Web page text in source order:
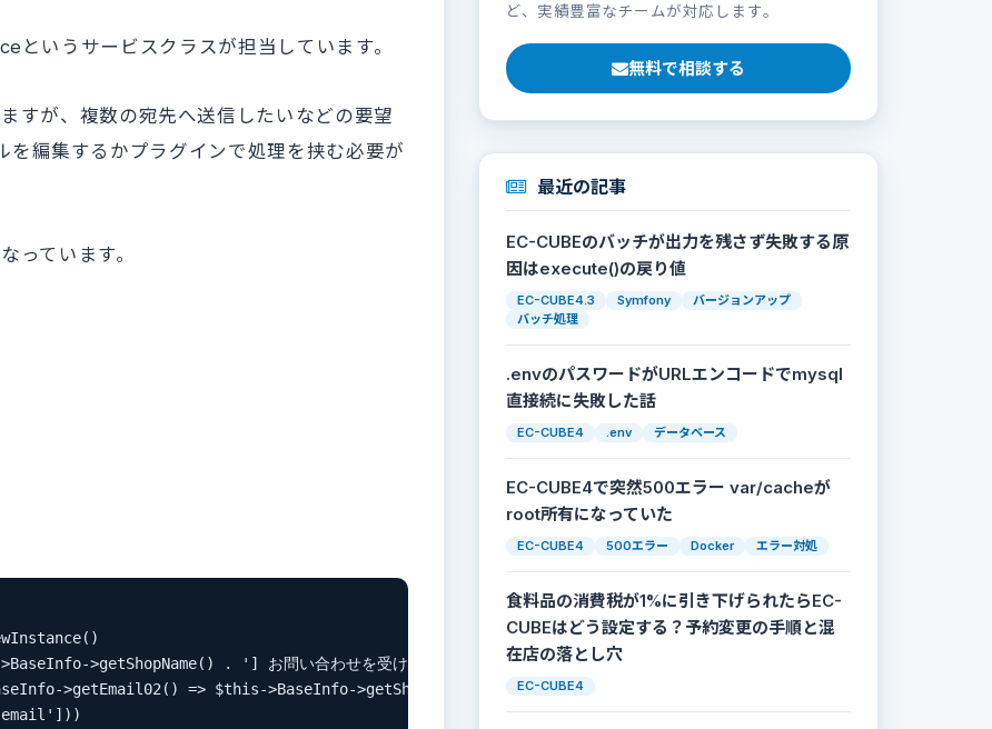
いうサービスクラスが担当しています。
すが、複数の宛先へ送信したいなどの要望
編集するかプラグインで処理を挟む必要が
っています。
>getShopName() . '] お問い合わせを受け付けました。')
>getEmail02() => $this->BaseInfo->getShopName()))
ど、実績豊富なチームが対応します。
無料で相談する
最近の記事
EC-CUBEのバッチが出力を残さず失敗する原
因はexecute()の戻り値
EC-CUBE4.3 Symfony
バージョンアップ
バッチ処理
.envのパスワードがURLエンコードでmysql
直接続に失敗した話
EC-CUBE4 .env データベース
EC-CUBE4で突然500エラー var/cacheが
root所有になっていた
EC-CUBE4 500エラー Docker エラー対処
食料品の消費税が1%に引き下げられたらEC-
CUBEはどう設定する？予約変更の手順と混
在店の落とし穴
EC-CUBE4